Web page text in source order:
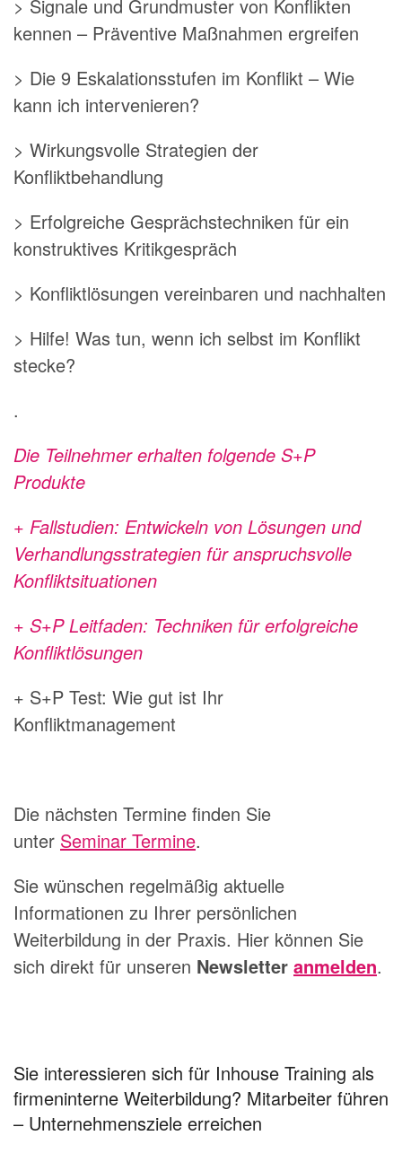
> Signale und Grundmuster von Konflikten
kennen – Präventive Maßnahmen ergreifen
> Die 9 Eskalationsstufen im Konflikt – Wie
kann ich intervenieren?
> Wirkungsvolle Strategien der
Konfliktbehandlung
> Erfolgreiche Gesprächstechniken für ein
konstruktives Kritikgespräch
> Konfliktlösungen vereinbaren und nachhalten
> Hilfe! Was tun, wenn ich selbst im Konflikt
stecke?
.
Die Teilnehmer erhalten folgende S+P
Produkte
+ Fallstudien: Entwickeln von Lösungen und
Verhandlungsstrategien für anspruchsvolle
Konfliktsituationen
+ S+P Leitfaden: Techniken für erfolgreiche
Konfliktlösungen
+ S+P Test: Wie gut ist Ihr
Konfliktmanagement
Die nächsten Termine finden Sie
unter Seminar Termine.
Sie wünschen regelmäßig aktuelle
Informationen zu Ihrer persönlichen
Weiterbildung in der Praxis. Hier können Sie
sich direkt für unseren Newsletter anmelden.
Sie interessieren sich für Inhouse Training als
firmeninterne Weiterbildung? Mitarbeiter führen
– Unternehmensziele erreichen